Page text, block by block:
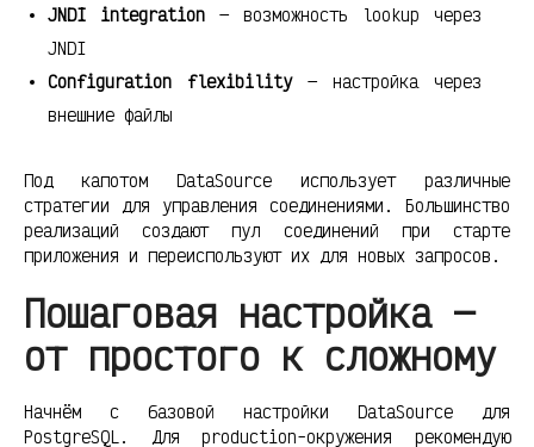
JNDI integration— возможность lookup через
JNDI
Configuration flexibility— настройка через
внешние файлы
Под капотом DataSource использует различные
стратегии для управления соединениями. Большинство
реализаций создают пул соединений при старте
приложения и переиспользуют их для новых запросов.
Пошаговая настройка —
от простого к сложному
Начнём с базовой настройки DataSource для
PostgreSQL. Для production-окружения рекомендую